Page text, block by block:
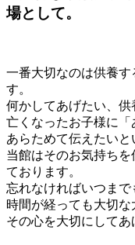
一番大切なのは供養す
す。
何かしてあげたい、
亡くなったお子様に「
あらためて伝えたいと
当館はそのお気持ち
ております。
忘れなければいつまで
時間が経っても大切な
その心を大切にしてあ